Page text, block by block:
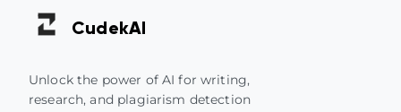
CudekAI
Unlock the power of AI for writing,
research, and plagiarism detection